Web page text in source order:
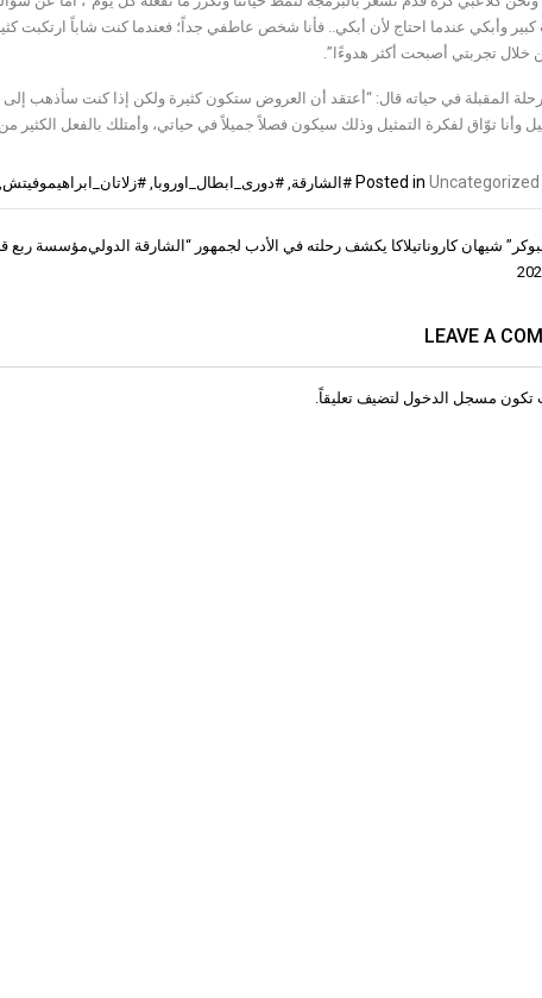
وأبكي عندما احتاج لأن أبكي.. فأنا شخص عاطفي جداً؛ فعندما كنت شاباً ارتكبت
خلال تجربتي أصبحت أكثر هدوءًا”.
المقبلة في حياته قال: “أعتقد أن العروض ستكون كثيرة ولكن إذا كنت سأذهب إلى
وأنا توّاق لفكرة التمثيل وذلك سيكون فصلاً جميلاً في حياتي، وأمتلك بالفعل الكثير
Posted inUncategorized #الشارقة, #دورى_ابطال_اوروبا, #زلاتان_ابراهيموفيتش,
مؤسسة ربعشيهان كاروناتيلاكا يكشف رحلته في الأدب لجمهور “الشارقة الدولي
LEAVE A
تكون مسجل الدخول لتضيف تعليقاً.